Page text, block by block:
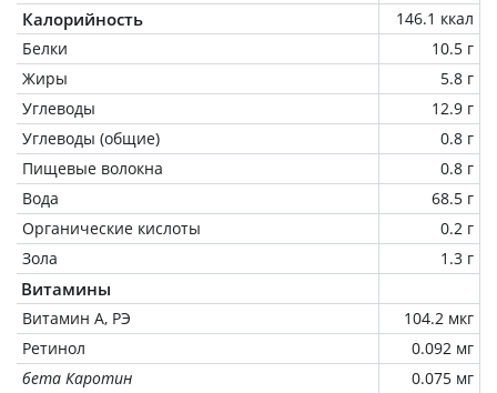
Калорийность
146.1 ккал
Белки
10.5 г
Жиры
5.8 г
Углеводы
12.9 г
Углеводы (общие)
0.8 г
Пищевые волокна
0.8 г
Вода
68.5 г
Органические кислоты
0.2 г
Зола
1.3 г
Витамины
Витамин А, РЭ
104.2 мкг
Ретинол
0.092 мг
бета Каротин
0.075 мг